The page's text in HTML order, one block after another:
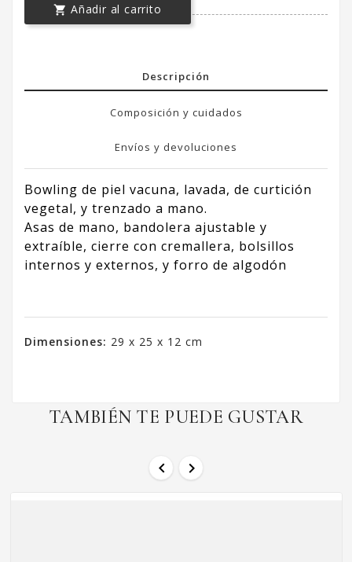
 Añadir al carrito
Descripción
Composición y cuidados
Envíos y devoluciones
Bowling de piel vacuna, lavada, de curtición
vegetal, y trenzado a mano.
Asas de mano, bandolera ajustable y
extraíble, cierre con cremallera, bolsillos
internos y externos, y forro de algodón
Dimensiones: 29 x 25 x 12 cm
TAMBIÉN TE PUEDE GUSTAR
 